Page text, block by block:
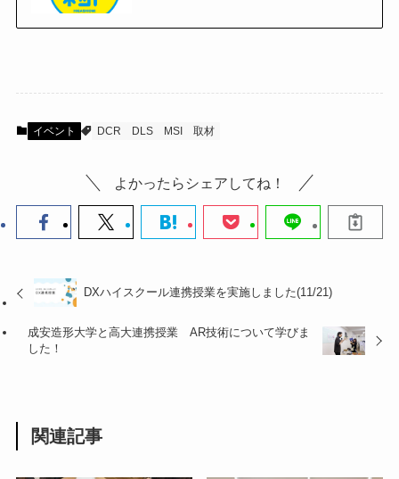
イベント DCR DLS MSI 取材
よかったらシェアしてね！
DXハイスクール連携授業を実施しました(11/21)
成安造形大学と高大連携授業 AR技術について学びま
した！
関連記事